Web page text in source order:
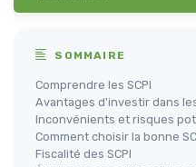
SOMMAIRE
Comprendre les SCPI
Avantages d'investir dans les
Inconvénients et risques
Comment choisir la bonne
Fiscalité des SCPI